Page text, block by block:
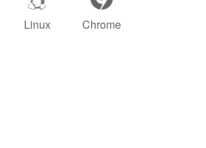
Linux Chrome